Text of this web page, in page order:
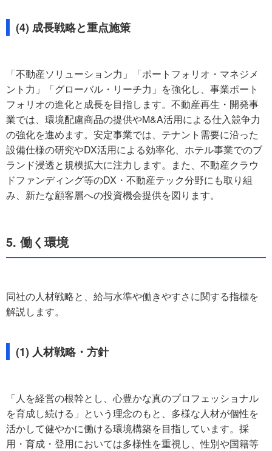
(4) 成長戦略と重点施策
「不動産ソリューション力」「ポートフォリオ・マネジメ
ント力」「グローバル・リーチ力」を強化し、事業ポート
フォリオの進化と成長を目指します。不動産再生・開発事
業では、環境配慮商品の提供やM&A活用による仕入競争力
の強化を進めます。安定事業では、テナント需要に沿った
設備仕様の研究やDX活用による効率化、ホテル事業でのブ
ランド浸透と規模拡大に注力します。また、不動産クラウ
ドファンディング等のDX・不動産テック分野にも取り組
み、新たな顧客層への投資機会提供を図ります。
5. 働く環境
同社の人材戦略と、給与水準や働きやすさに関する指標を
解説します。
(1) 人材戦略・方針
「人を経営の根幹とし、心豊かな真のプロフェッショナル
を育成し続ける」という理念のもと、多様な人材が個性を
活かして健やかに働ける環境構築を目指しています。採
用・育成・登用においては多様性を重視し、性別や国籍等